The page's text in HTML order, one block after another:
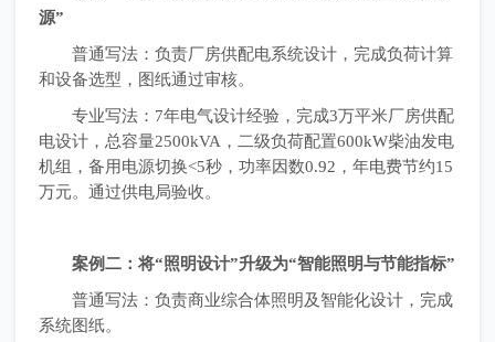
源”
普通写法：负责厂房供配电系统设计，完成负荷计算
和设备选型，图纸通过审核。
专业写法：7年电气设计经验，完成3万平米厂房供配
电设计，总容量2500kVA，二级负荷配置600kW柴油发电
机组，备用电源切换<5秒，功率因数0.92，年电费节约15
万元。通过供电局验收。
案例二：将“照明设计”升级为“智能照明与节能指标”
普通写法：负责商业综合体照明及智能化设计，完成
系统图纸。